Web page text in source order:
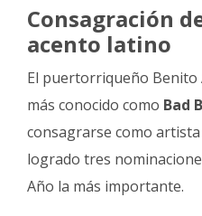
Consagración
acento latino
El puertorriqueño Benito
más conocido como Bad
consagrarse como
logrado tres
Año la más importante.